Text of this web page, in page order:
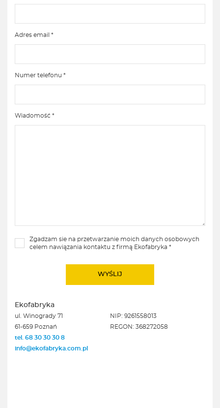
Adres email *
Numer telefonu *
Wiadomość *
Zgadzam sie na przetwarzanie moich danych osobowych
celem nawiązania kontaktu z firmą Ekofabryka *
Ekofabryka
ul. Winogrady 71
61-659 Poznań
tel. 68 30 30 30 8
info@ekofabryka.com.pl
NIP: 9261558013
REGON: 368272058